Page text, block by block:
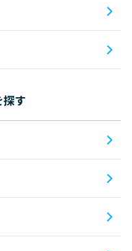
す